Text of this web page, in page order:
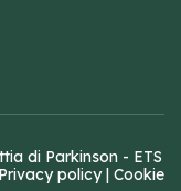
di Parkinson - ETS
Privacy policy| Cookie